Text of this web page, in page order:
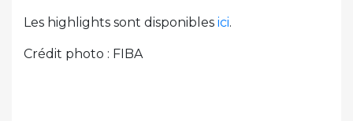
Les highlights sont disponibles ici.
Crédit photo : FIBA